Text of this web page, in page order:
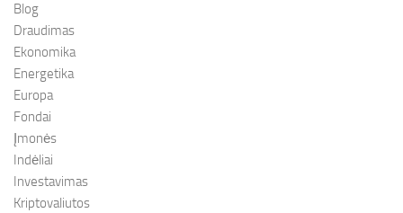
Blog
Draudimas
Ekonomika
Energetika
Europa
Fondai
Įmonės
Indėliai
Investavimas
Kriptovaliutos